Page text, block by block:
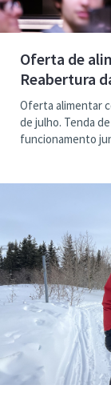
Oferta de
Reabertura
Oferta alimentar
de julho. Tenda
funcionamento